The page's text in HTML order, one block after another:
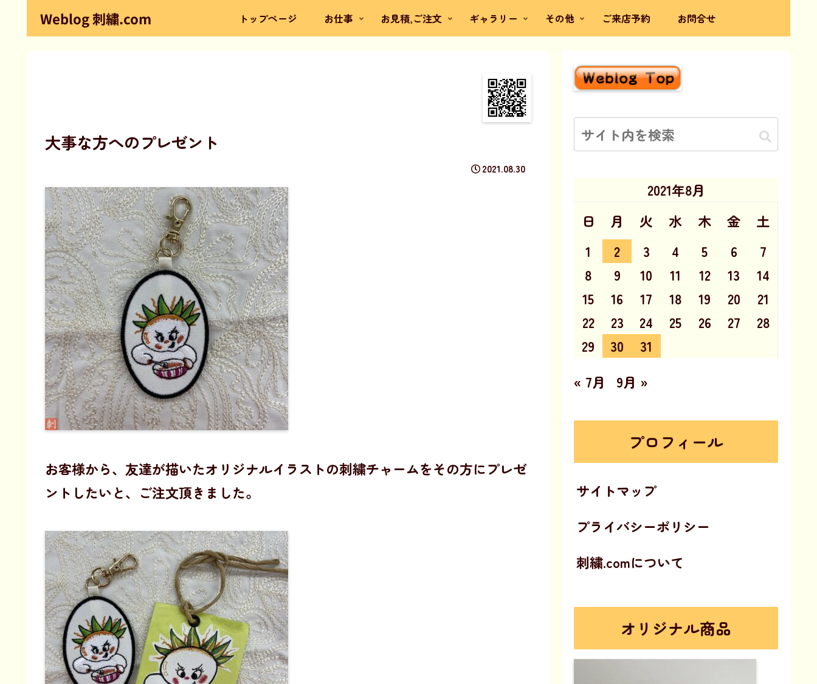
Weblog 刺繍.com トップページ お仕事 お見積,ご注文 ギャラリー その他 ご来店予約 お問合せ
大事な方へのプレゼント
2021.08.30
お客様から、友達が描いたオリジナルイラストの刺繍チャームをその方にプレゼ
ントしたいと、ご注文頂きました。
2021年8月
日
月 火 水 木 金
土
1
2 3 4 5 6
7
8
9 10 11 12 13
14
15
16 17 18 19 20
21
22
23 24 25 26 27
28
29
30
31
« 7月
9月 »
プロフィール
サイトマップ
プライバシーポリシー
刺繍.comについて
オリジナル商品